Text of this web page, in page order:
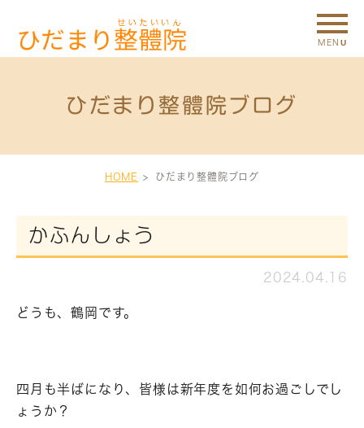
ひだまり整體院ブログ
HOME ひだまり整體院ブログ
かふんしょう
2024.04.16
どうも、鶴岡です。
四月も半ばになり、皆様は新年度を如何お過ごしでし
ょうか？